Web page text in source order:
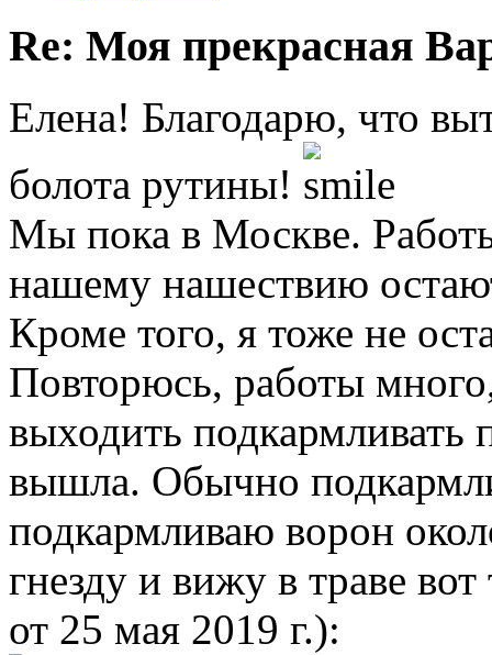
Re: Моя прекрасная
Елена! Благодарю, что
болота рутины!
Мы пока в Москве.
нашему нашествию
Кроме того, я тоже не
Повторюсь, работы
выходить подкармливать
вышла. Обычно
подкармливаю ворон
гнезду и вижу в траве вот
от 25 мая 2019 г.):